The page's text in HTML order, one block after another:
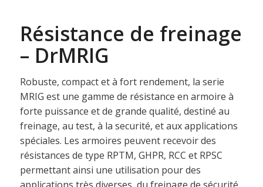
Résistance de freinage
– DrMRIG
Robuste, compact et à fort rendement, la serie
MRIG est une gamme de résistance en armoire à
forte puissance et de grande qualité, destiné au
freinage, au test, à la securité, et aux applications
spéciales. Les armoires peuvent recevoir des
résistances de type RPTM, GHPR, RCC et RPSC
permettant ainsi une utilisation pour des